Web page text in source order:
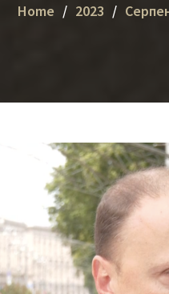
Home 2023